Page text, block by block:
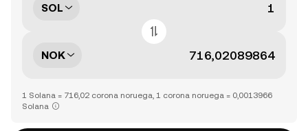
SOL
NOK
1 Solana = 716,02 corona noruega, 1 corona noruega = 0,0013966
Solana